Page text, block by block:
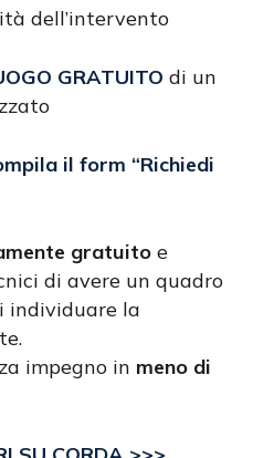
dell’intervento
GRATUITO di un
il form “Richiedi
gratuitoe
di avere un quadro
individuare la
impegno in meno di